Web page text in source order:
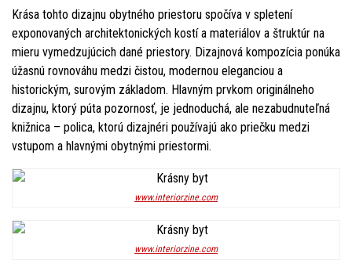
Krása tohto dizajnu obytného priestoru spočíva v spletení
exponovaných architektonických kostí a materiálov a štruktúr na
mieru vymedzujúcich dané priestory. Dizajnová kompozícia ponúka
úžasnú rovnováhu medzi čistou, modernou eleganciou a
historickým, surovým základom. Hlavným prvkom originálneho
dizajnu, ktorý púta pozornosť, je jednoduchá, ale nezabudnuteľná
knižnica – polica, ktorú dizajnéri používajú ako priečku medzi
vstupom a hlavnými obytnými priestormi.
www.interiorzine.com
www.interiorzine.com